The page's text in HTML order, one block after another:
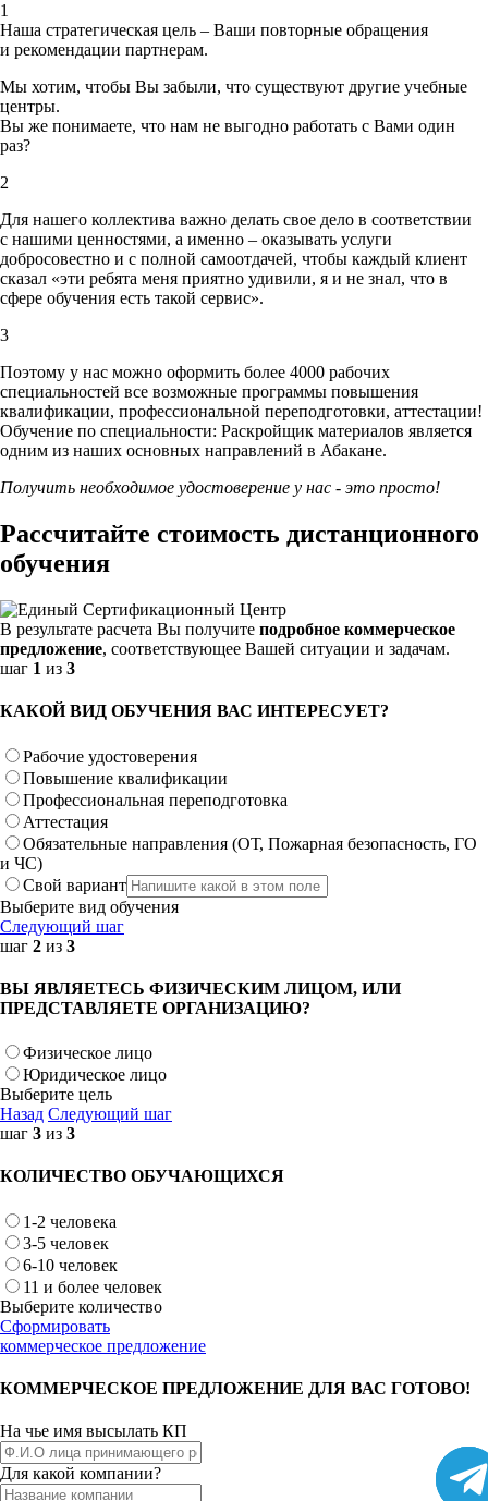
1
Наша стратегическая цель – Ваши повторные обращения
и рекомендации партнерам.
Мы хотим, чтобы Вы забыли, что существуют другие учебные
центры.
Вы же понимаете, что нам не выгодно работать с Вами один
раз?
2
Для нашего коллектива важно делать свое дело в соответствии
с нашими ценностями, а именно – оказывать услуги
добросовестно и с полной самоотдачей, чтобы каждый клиент
сказал «эти ребята меня приятно удивили, я и не знал, что в
сфере обучения есть такой сервис».
3
Поэтому у нас можно оформить более 4000 рабочих
специальностей все возможные программы повышения
квалификации, профессиональной переподготовки, аттестации!
Обучение по специальности: Раскройщик материалов является
одним из наших основных направлений в Абакане.
Получить необходимое удостоверение у нас - это просто!
Рассчитайте стоимость дистанционного
обучения
В результате расчета Вы получите подробное коммерческое
предложение, соответствующее Вашей ситуации и задачам.
шаг 1 из 3
КАКОЙ ВИД ОБУЧЕНИЯ ВАС ИНТЕРЕСУЕТ?
Рабочие удостоверения
Повышение квалификации
Профессиональная переподготовка
Аттестация
Обязательные направления (ОТ, Пожарная безопасность, ГО
и ЧС)
Свой вариант
Выберите вид обучения
Следующий шаг
шаг 2 из 3
ВЫ ЯВЛЯЕТЕСЬ ФИЗИЧЕСКИМ ЛИЦОМ, ИЛИ
ПРЕДСТАВЛЯЕТЕ ОРГАНИЗАЦИЮ?
Физическое лицо
Юридическое лицо
Выберите цель
Назад Следующий шаг
шаг 3 из 3
КОЛИЧЕСТВО ОБУЧАЮЩИХСЯ
1-2 человека
3-5 человек
6-10 человек
11 и более человек
Выберите количество
Сформировать
коммерческое предложение
КОММЕРЧЕСКОЕ ПРЕДЛОЖЕНИЕ ДЛЯ ВАС ГОТОВО!
На чье имя высылать КП
Для какой компании?